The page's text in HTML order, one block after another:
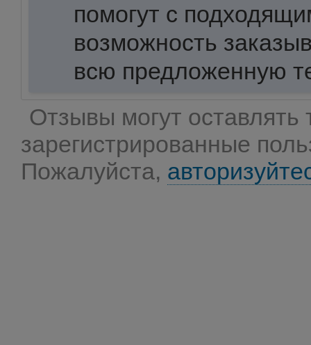
помогут с
возможность
всю предложенную
Отзывы могут оставлять
зарегистрированные
Пожалуйста,